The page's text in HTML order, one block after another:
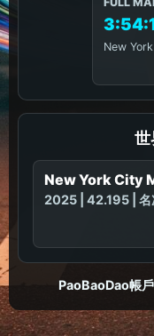
New
世
New York City
2025 | 42.195 |
PaoBaoDao帳戶